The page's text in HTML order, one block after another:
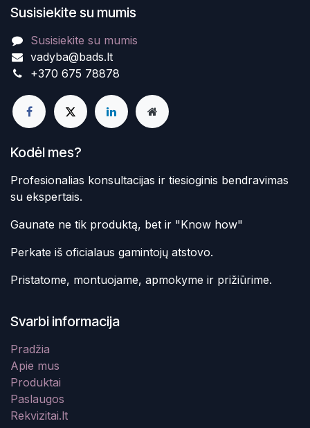
Susisiekite su mumis
Susisiekite su mumis
vadyba@bads.lt
+370 675 78878
Kodėl mes?
Profesionalias konsultacijas ir tiesioginis bendravimas
su ekspertais.
Gaunate ne tik produktą, bet ir "Know how"
Perkate iš oficialaus gamintojų atstovo.
Pristatome, montuojame, apmokyme ir prižiūrime.
Svarbi informacija
Pradžia
Apie mus
Produktai
Paslaugos
Rekvizitai.lt